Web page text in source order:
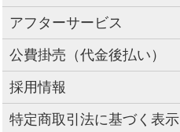
アフターサービス
公費掛売（代金後払い）
採用情報
特定商取引法に基づく表示